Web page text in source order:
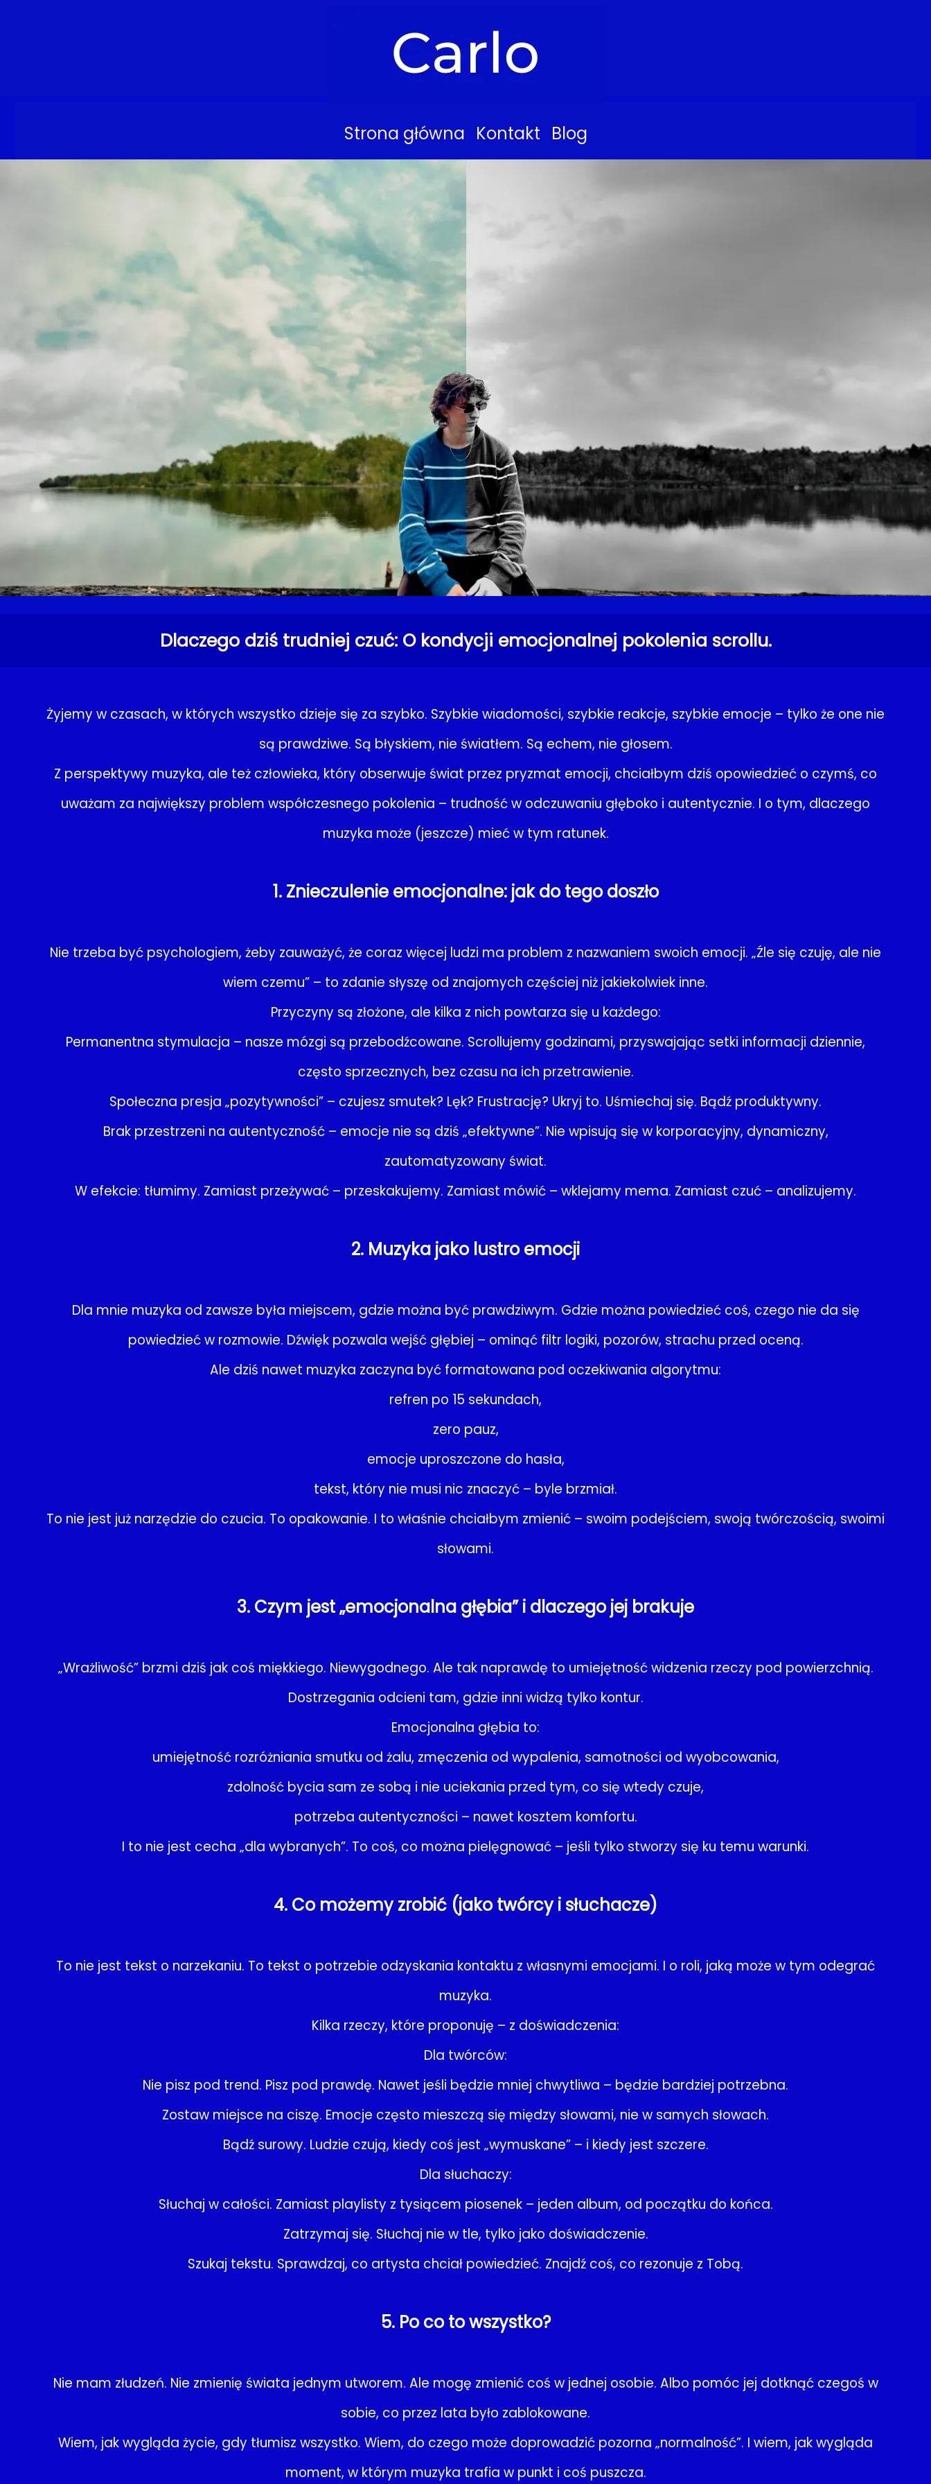
Strona główna Kontakt Blog
Dlaczego dziś trudniej czuć: O kondycji emocjonalnej pokolenia scrollu.
Żyjemy w czasach, w których wszystko dzieje się za szybko. Szybkie wiadomości, szybkie reakcje, szybkie emocje – tylko że one nie
są prawdziwe. Są błyskiem, nie światłem. Są echem, nie głosem.
Z perspektywy muzyka, ale też człowieka, który obserwuje świat przez pryzmat emocji, chciałbym dziś opowiedzieć o czymś, co
uważam za największy problem współczesnego pokolenia – trudność w odczuwaniu głęboko i autentycznie. I o tym, dlaczego
muzyka może (jeszcze) mieć w tym ratunek.
1. Znieczulenie emocjonalne: jak do tego doszło
Nie trzeba być psychologiem, żeby zauważyć, że coraz więcej ludzi ma problem z nazwaniem swoich emocji. „Źle się czuję, ale nie
wiem czemu” – to zdanie słyszę od znajomych częściej niż jakiekolwiek inne.
Przyczyny są złożone, ale kilka z nich powtarza się u każdego:
Permanentna stymulacja – nasze mózgi są przebodźcowane. Scrollujemy godzinami, przyswajając setki informacji dziennie,
często sprzecznych, bez czasu na ich przetrawienie.
Społeczna presja „pozytywności” – czujesz smutek? Lęk? Frustrację? Ukryj to. Uśmiechaj się. Bądź produktywny.
Brak przestrzeni na autentyczność – emocje nie są dziś „efektywne”. Nie wpisują się w korporacyjny, dynamiczny,
zautomatyzowany świat.
W efekcie: tłumimy. Zamiast przeżywać – przeskakujemy. Zamiast mówić – wklejamy mema. Zamiast czuć – analizujemy.
2. Muzyka jako lustro emocji
Dla mnie muzyka od zawsze była miejscem, gdzie można być prawdziwym. Gdzie można powiedzieć coś, czego nie da się
powiedzieć w rozmowie. Dźwięk pozwala wejść głębiej – ominąć filtr logiki, pozorów, strachu przed oceną.
Ale dziś nawet muzyka zaczyna być formatowana pod oczekiwania algorytmu:
refren po 15 sekundach,
zero pauz,
emocje uproszczone do hasła,
tekst, który nie musi nic znaczyć – byle brzmiał.
To nie jest już narzędzie do czucia. To opakowanie. I to właśnie chciałbym zmienić – swoim podejściem, swoją twórczością, swoimi
słowami.
3. Czym jest „emocjonalna głębia” i dlaczego jej brakuje
„Wrażliwość” brzmi dziś jak coś miękkiego. Niewygodnego. Ale tak naprawdę to umiejętność widzenia rzeczy pod powierzchnią.
Dostrzegania odcieni tam, gdzie inni widzą tylko kontur.
Emocjonalna głębia to:
umiejętność rozróżniania smutku od żalu, zmęczenia od wypalenia, samotności od wyobcowania,
zdolność bycia sam ze sobą i nie uciekania przed tym, co się wtedy czuje,
potrzeba autentyczności – nawet kosztem komfortu.
I to nie jest cecha „dla wybranych”. To coś, co można pielęgnować – jeśli tylko stworzy się ku temu warunki.
4. Co możemy zrobić (jako twórcy i słuchacze)
To nie jest tekst o narzekaniu. To tekst o potrzebie odzyskania kontaktu z własnymi emocjami. I o roli, jaką może w tym odegrać
muzyka.
Kilka rzeczy, które proponuję – z doświadczenia:
Dla twórców:
Nie pisz pod trend. Pisz pod prawdę. Nawet jeśli będzie mniej chwytliwa – będzie bardziej potrzebna.
Zostaw miejsce na ciszę. Emocje często mieszczą się między słowami, nie w samych słowach.
Bądź surowy. Ludzie czują, kiedy coś jest „wymuskane” – i kiedy jest szczere.
Dla słuchaczy:
Słuchaj w całości. Zamiast playlisty z tysiącem piosenek – jeden album, od początku do końca.
Zatrzymaj się. Słuchaj nie w tle, tylko jako doświadczenie.
Szukaj tekstu. Sprawdzaj, co artysta chciał powiedzieć. Znajdź coś, co rezonuje z Tobą.
5. Po co to wszystko?
Nie mam złudzeń. Nie zmienię świata jednym utworem. Ale mogę zmienić coś w jednej osobie. Albo pomóc jej dotknąć czegoś w
sobie, co przez lata było zablokowane.
Wiem, jak wygląda życie, gdy tłumisz wszystko. Wiem, do czego może doprowadzić pozorna „normalność”. I wiem, jak wygląda
moment, w którym muzyka trafia w punkt i coś puszcza.